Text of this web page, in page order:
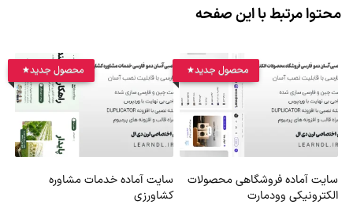
محتوا مرتبط با این صفحه
محصول جدید
سایت آماده فروشگاهی محصولات
الکترونیکی وودمارت
محصول جدید
سایت آماده خدمات مشاوره
کشاورزی